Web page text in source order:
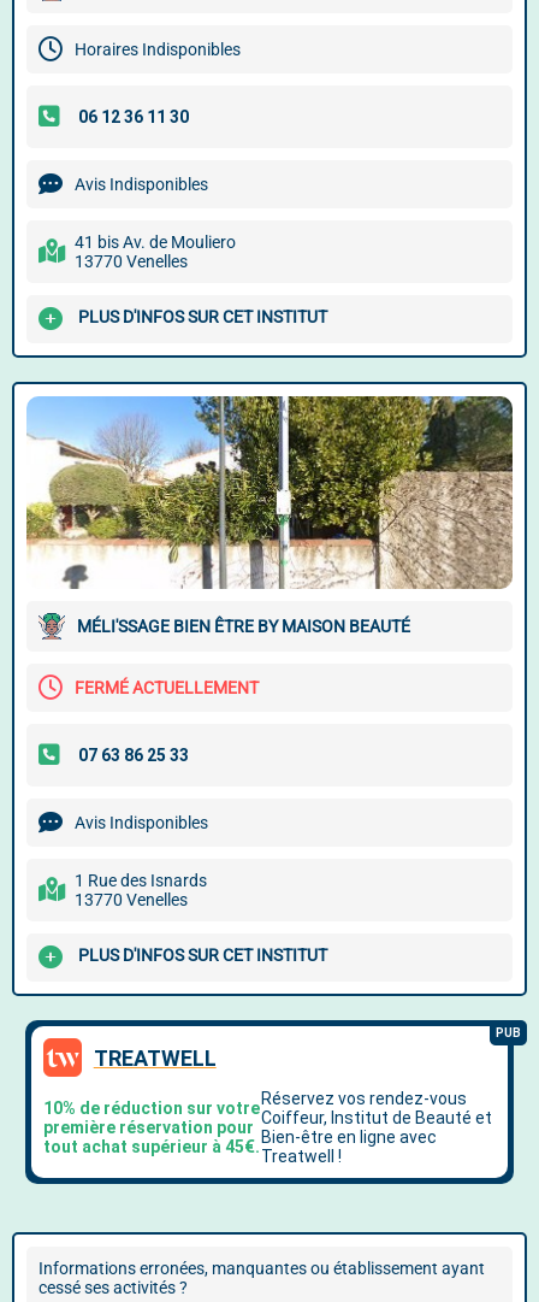
Horaires Indisponibles
Avis Indisponibles
41 bis Av. de Mouliero
13770 Venelles
PLUS D'INFOS SUR CET INSTITUT
MÉLI'SSAGE BIEN ÊTRE BY MAISON BEAUTÉ
FERMÉ ACTUELLEMENT
Avis Indisponibles
1 Rue des Isnards
13770 Venelles
PLUS D'INFOS SUR CET INSTITUT
Informations erronées, manquantes ou établissement ayant
cessé ses activités ?